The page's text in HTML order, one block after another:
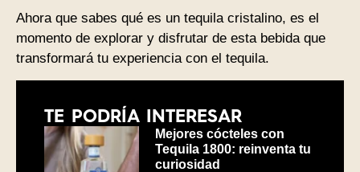
Ahora que sabes qué es un tequila cristalino, es el
momento de explorar y disfrutar de esta bebida que
transformará tu experiencia con el tequila.
TE PODRÍA INTERESAR
Mejores cócteles con
Tequila 1800: reinventa tu
curiosidad